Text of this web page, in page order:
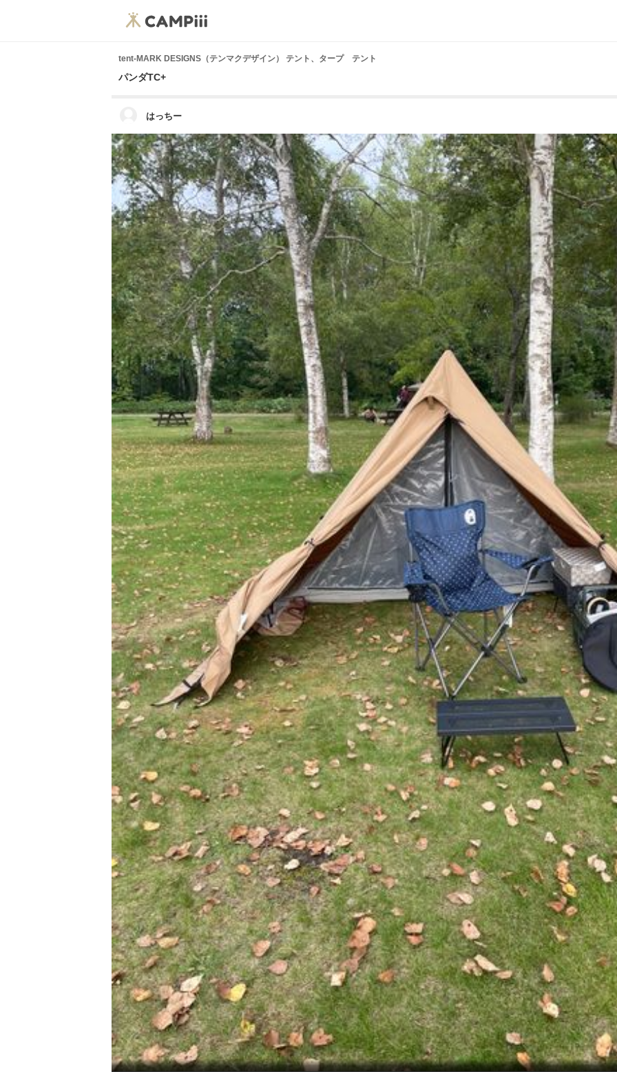
tent-MARK DESIGNS（テンマクデザイン） テント、タープ テント
パンダTC+
はっちー